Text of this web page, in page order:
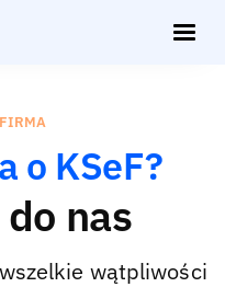
o KSeF?
nas
wątpliwości